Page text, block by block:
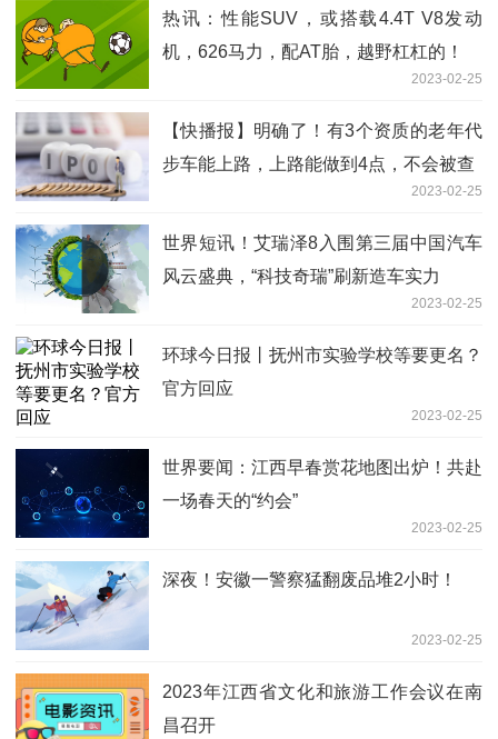
热讯：性能SUV，或搭载4.4T V8发动
机，626马力，配AT胎，越野杠杠的！
2023-02-25
【快播报】明确了！有3个资质的老年代
步车能上路，上路能做到4点，不会被查
2023-02-25
世界短讯！艾瑞泽8入围第三届中国汽车
风云盛典，“科技奇瑞”刷新造车实力
2023-02-25
环球今日报丨抚州市实验学校等要更名？
官方回应
2023-02-25
世界要闻：江西早春赏花地图出炉！共赴
一场春天的“约会”
2023-02-25
深夜！安徽一警察猛翻废品堆2小时！
2023-02-25
2023年江西省文化和旅游工作会议在南
昌召开